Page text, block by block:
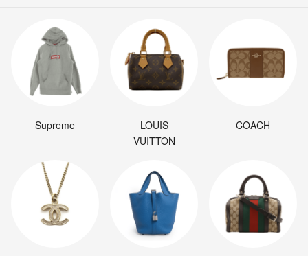
Supreme
LOUIS
VUITTON
COACH